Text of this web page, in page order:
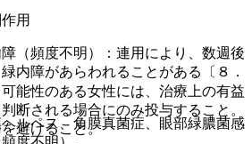
能性のある女性には、治療上の有益
断される場合にのみ投与すること。
避けること。
用
（頻度不明）：連用により、数週後
内障があらわれることがある〔８．
ルペス、角膜真菌症、眼部緑膿菌感